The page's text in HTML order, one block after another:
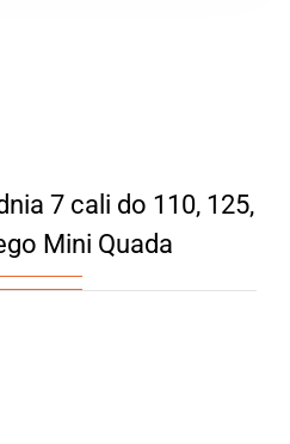
7 cali do 110, 125,
Mini Quada